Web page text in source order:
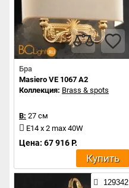
Бра
Masiero VE 1067 A2
Коллекция: Brass & spots
В: 27 см
E14 x 2 max 40W
Цена: 67 916 Р.
Купить
129342